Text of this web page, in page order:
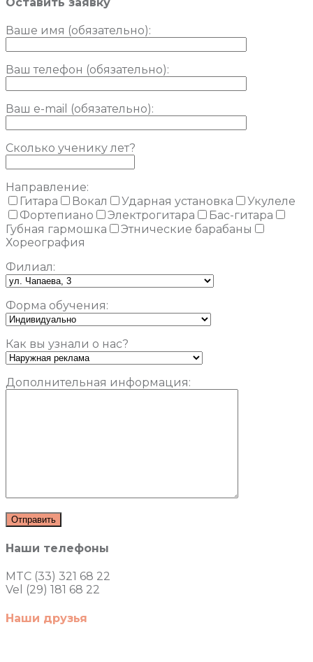
Ваше имя (обязательно):
Ваш телефон (обязательно):
Ваш e-mail (обязательно):
Сколько ученику лет?
Направление:
Гитара
Вокал Ударная установка
Укулеле
Фортепиано
Электрогитара
Бас-гитара
Губная гармошка
Этнические барабаны
Хореография
Филиал:
Форма обучения:
Как вы узнали о нас?
Дополнительная информация:
Наши телефоны
MTC (33) 321 68 22
Vel (29) 181 68 22
Наши друзья